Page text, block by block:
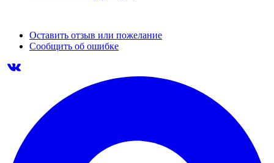
Оставить отзыв или пожелание
Сообщить об ошибке